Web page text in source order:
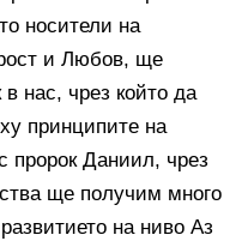
носители на
и Любов, ще
нас, чрез който да
принципите на
пророк Даниил, чрез
ще получим много
на ниво Аз